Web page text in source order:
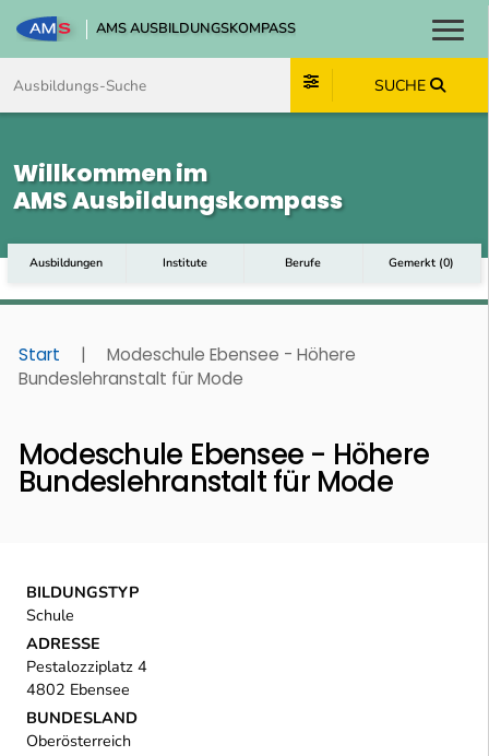
AMS AUSBILDUNGSKOMPASS
SUCHE
Willkommen im
AMS Ausbildungskompass
Ausbildungen Institute Berufe Gemerkt (0)
Start |
Modeschule Ebensee - Höhere
Bundeslehranstalt für Mode
Modeschule Ebensee - Höhere
Bundeslehranstalt für Mode
BILDUNGSTYP
Schule
ADRESSE
Pestalozziplatz 4
4802 Ebensee
BUNDESLAND
Oberösterreich